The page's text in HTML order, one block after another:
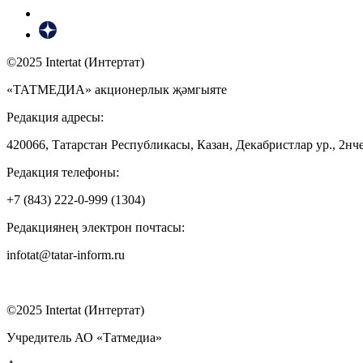
©2025 Intertat (Интертат)
«ТАТМЕДИА» акционерлык җәмгыяте
Редакция адресы:
420066, Татарстан Республикасы, Казан, Декабристлар ур.,
Редакция телефоны:
+7 (843) 222-0-999 (1304)
Редакциянең электрон почтасы:
infotat@tatar-inform.ru
©2025 Intertat (Интертат)
Учредитель АО «Татмедиа»